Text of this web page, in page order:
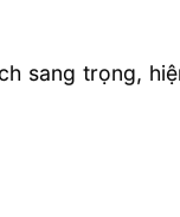
sang trọng,